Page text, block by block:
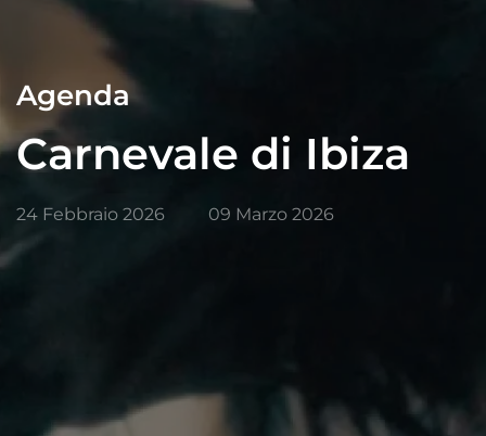
Agenda
Carnevale di Ibiza
24 Febbraio 2026 09 Marzo 2026